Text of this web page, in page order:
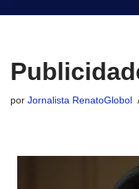
por Jornalista RenatoGlobol